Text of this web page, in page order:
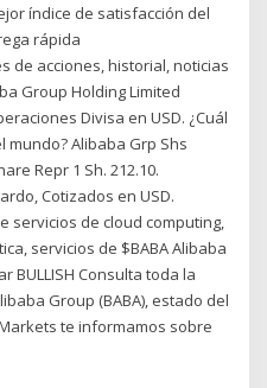
índice de satisfacción del
rápida
de acciones, historial, noticias
Group Holding Limited
Divisa en USD. ¿Cuál
mundo? Alibaba Grp Shs
Repr 1 Sh. 212.10.
Cotizados en USD.
servicios de cloud computing,
servicios de $BABA Alibaba
BULLISH Consulta toda la
Group (BABA), estado del
te informamos sobre